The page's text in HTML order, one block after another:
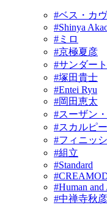
#ベス・カ
#Shinya
#ミロ
#京極夏彦
#サンダー
#塚田貴士
#Entei Ryu
#岡田恵太
#スーザン
#スカルピー
#フィニッ
#組立
#Standard
#Human and
#中禅寺秋彦